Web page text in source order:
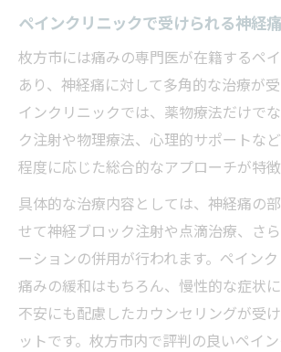
ペインクリニックで受けられる神経
枚方市には痛みの専門医が在籍するペ
あり、神経痛に対して多角的な治療が
インクリニックでは、薬物療法だけで
ク注射や物理療法、心理的サポートな
程度に応じた総合的なアプローチが特徴
具体的な治療内容としては、神経痛の
せて神経ブロック注射や点滴治療、さ
ーションの併用が行われます。ペインク
痛みの緩和はもちろん、慢性的な症状
不安にも配慮したカウンセリングが受
ットです。枚方市内で評判の良いペイ